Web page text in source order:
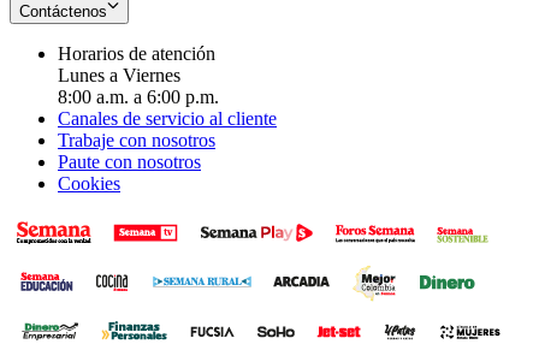
Contáctenos
Horarios de atención
Lunes a Viernes
8:00 a.m. a 6:00 p.m.
Canales de servicio al cliente
Trabaje con nosotros
Paute con nosotros
Cookies